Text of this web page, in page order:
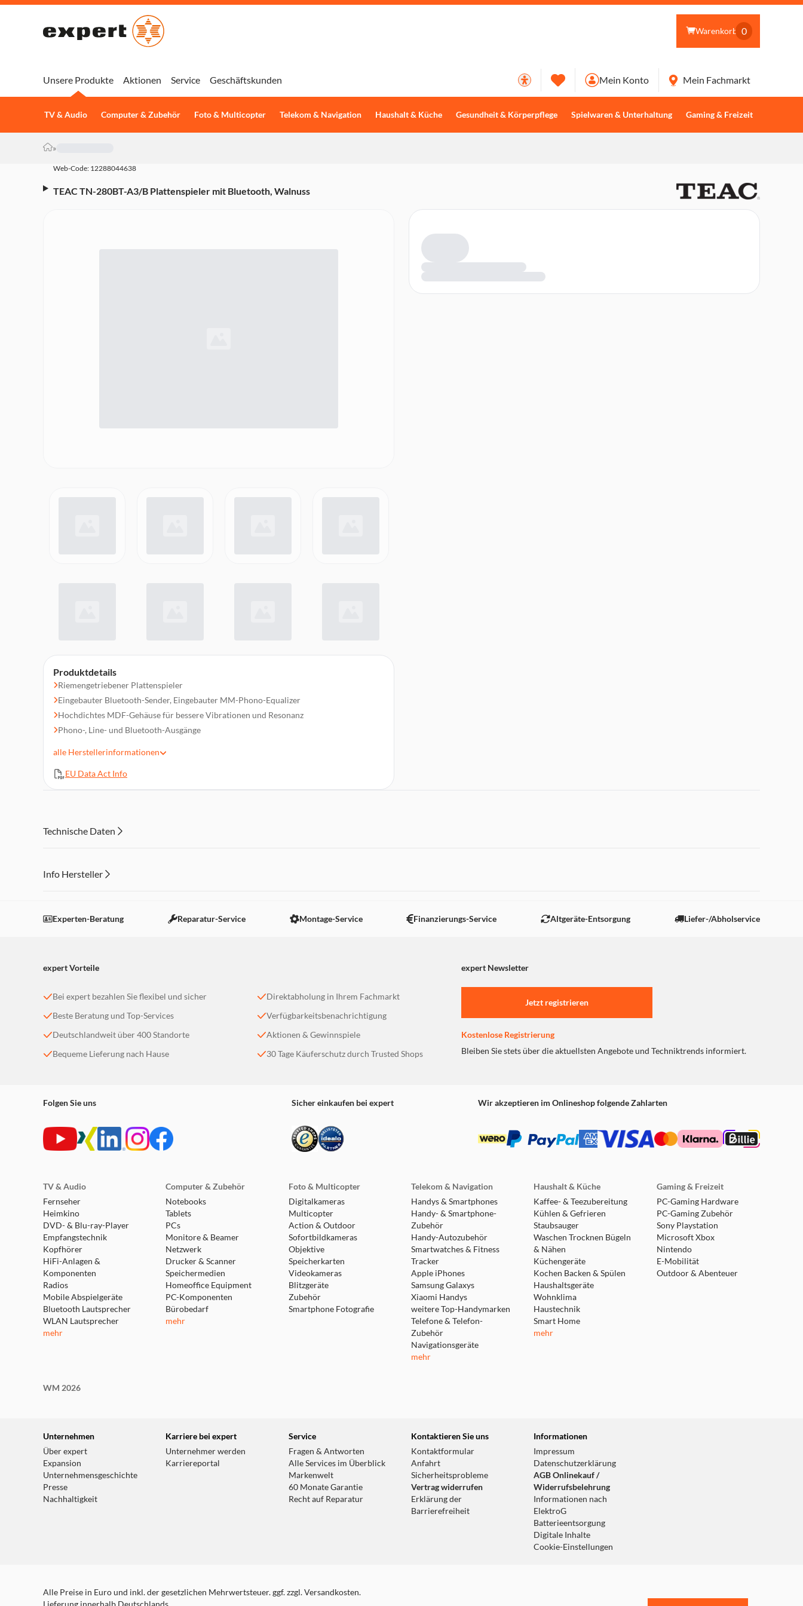
Warenkorb 0
Unsere Produkte
TV & Audio Computer & Zubehör Foto & Multicopter Telekom & Navigation Haushalt & Küche Gesundheit & Körperpflege Spielwaren & Unterhaltung Gaming & Freizeit
Aktionen Service Geschäftskunden Mein Konto Mein Fachmarkt
»
Web-Code: 12288044638
TEAC TN-280BT-A3/B Plattenspieler mit Bluetooth, Walnuss
Produktdetails
Riemengetriebener Plattenspieler
Eingebauter Bluetooth-Sender, Eingebauter MM-Phono-Equalizer
Hochdichtes MDF-Gehäuse für bessere Vibrationen und Resonanz
Phono-, Line- und Bluetooth-Ausgänge
Gewicht: 4,9 kg
Farbe: Braun
alle Herstellerinformationen
EU Data Act Info
Technische Daten
Info Hersteller
Einstellungen anpassen
Experten-Beratung Reparatur-Service Montage-Service Finanzierungs-Service Altgeräte-Entsorgung Liefer-/Abholservice
expert Vorteile expert Newsletter
Bei expert bezahlen Sie flexibel und sicher
Beste Beratung und Top-Services
Deutschlandweit über 400 Standorte
Bequeme Lieferung nach Hause
Direktabholung in Ihrem Fachmarkt
Verfügbarkeitsbenachrichtigung
Aktionen & Gewinnspiele
30 Tage Käuferschutz durch Trusted Shops
Jetzt registrieren
Kostenlose Registrierung
Bleiben Sie stets über die aktuellsten Angebote und Techniktrends informiert.
Folgen Sie uns Sicher einkaufen bei expert Wir akzeptieren im Onlineshop folgende Zahlarten
TV & Audio
Fernseher
Heimkino
DVD- & Blu-ray-Player
Empfangstechnik
Kopfhörer
HiFi-Anlagen &
Komponenten
Radios
Mobile Abspielgeräte
Bluetooth Lautsprecher
WLAN Lautsprecher
mehr
Computer & Zubehör
Notebooks
Tablets
PCs
Monitore & Beamer
Netzwerk
Drucker & Scanner
Speichermedien
Homeoffice Equipment
PC-Komponenten
Bürobedarf
mehr
Foto & Multicopter
Digitalkameras
Multicopter
Action & Outdoor
Sofortbildkameras
Objektive
Speicherkarten
Videokameras
Blitzgeräte
Zubehör
Smartphone Fotografie
Telekom & Navigation
Handys & Smartphones
Handy- & Smartphone-
Zubehör
Handy-Autozubehör
Smartwatches & Fitness
Tracker
Apple iPhones
Samsung Galaxys
Xiaomi Handys
weitere Top-Handymarken
Telefone & Telefon-
Zubehör
Navigationsgeräte
mehr
Haushalt & Küche
Kaffee- & Teezubereitung
Kühlen & Gefrieren
Staubsauger
Waschen Trocknen Bügeln
& Nähen
Küchengeräte
Kochen Backen & Spülen
Haushaltsgeräte
Wohnklima
Haustechnik
Smart Home
mehr
Gaming & Freizeit
PC-Gaming Hardware
PC-Gaming Zubehör
Sony Playstation
Microsoft Xbox
Nintendo
E-Mobilität
Outdoor & Abenteuer
WM 2026
Unternehmen
Über expert
Expansion
Unternehmensgeschichte
Presse
Nachhaltigkeit
Karriere bei expert
Unternehmer werden
Karriereportal
Service
Fragen & Antworten
Alle Services im Überblick
Markenwelt
60 Monate Garantie
Recht auf Reparatur
Kontaktieren Sie uns
Kontaktformular
Anfahrt
Sicherheitsprobleme
Vertrag widerrufen
Erklärung der
Barrierefreiheit
Informationen
Impressum
Datenschutzerklärung
AGB Onlinekauf /
Widerrufsbelehrung
Informationen nach
ElektroG
Batterieentsorgung
Digitale Inhalte
Cookie-Einstellungen
Alle Preise in Euro und inkl. der gesetzlichen Mehrwertsteuer. ggf. zzgl. Versandkosten.
Lieferung innerhalb Deutschlands.